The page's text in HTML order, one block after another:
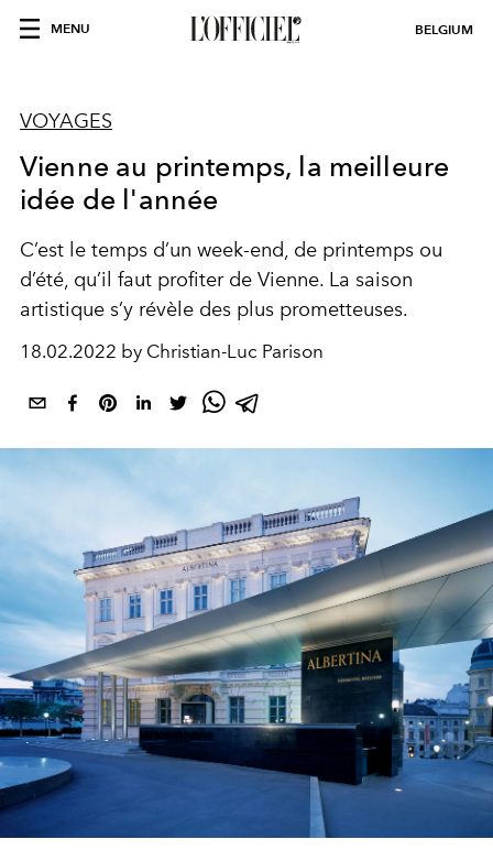
MENU BELGIUM
VOYAGES
Vienne au printemps, la meilleure
idée de l'année
C’est le temps d’un week-end, de printemps ou
d’été, qu’il faut profiter de Vienne. La saison
artistique s’y révèle des plus prometteuses.
18.02.2022 by Christian-Luc Parison